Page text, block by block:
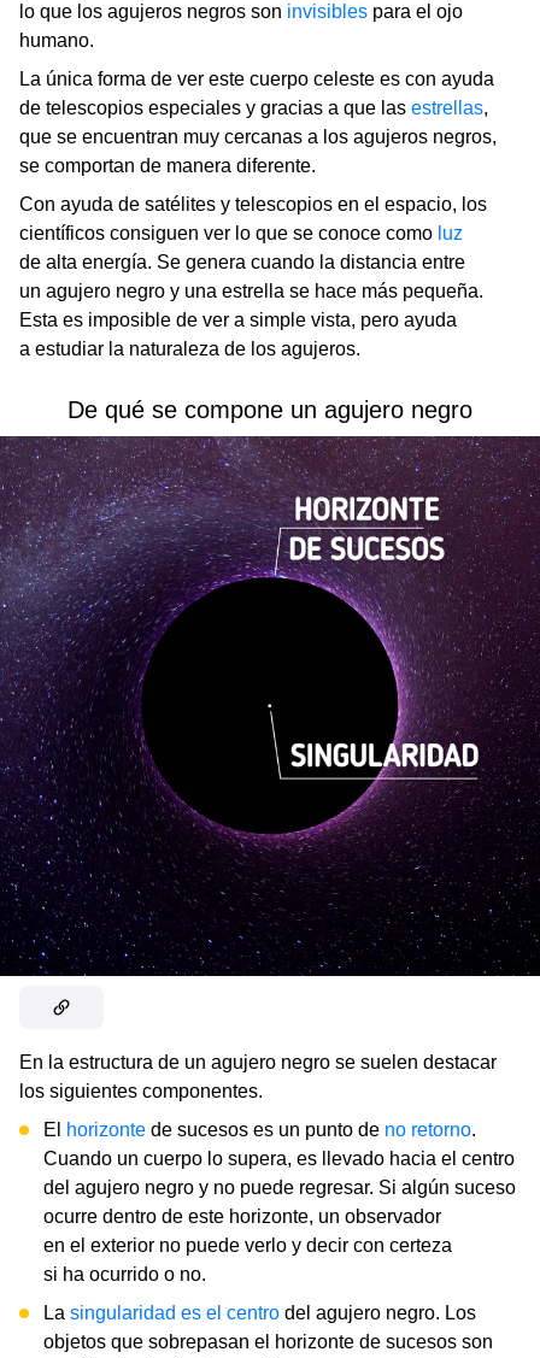
lo que los agujeros negros son invisibles para el ojo
humano.
La única forma de ver este cuerpo celeste es con ayuda
de telescopios especiales y gracias a que las estrellas,
que se encuentran muy cercanas a los agujeros negros,
se comportan de manera diferente.
Con ayuda de satélites y telescopios en el espacio, los
científicos consiguen ver lo que se conoce como luz
de alta energía. Se genera cuando la distancia entre
un agujero negro y una estrella se hace más pequeña.
Esta es imposible de ver a simple vista, pero ayuda
a estudiar la naturaleza de los agujeros.
De qué se compone un agujero negro
En la estructura de un agujero negro se suelen destacar
los siguientes componentes.
El
horizonte de sucesos es un punto de no retorno.
Cuando un cuerpo lo supera, es llevado hacia el centro
del agujero negro y no puede regresar. Si algún suceso
ocurre dentro de este horizonte, un observador
en el exterior no puede verlo y decir con certeza
si ha ocurrido o no.
La singularidad es el centro del agujero negro. Los
objetos que sobrepasan el horizonte de sucesos son